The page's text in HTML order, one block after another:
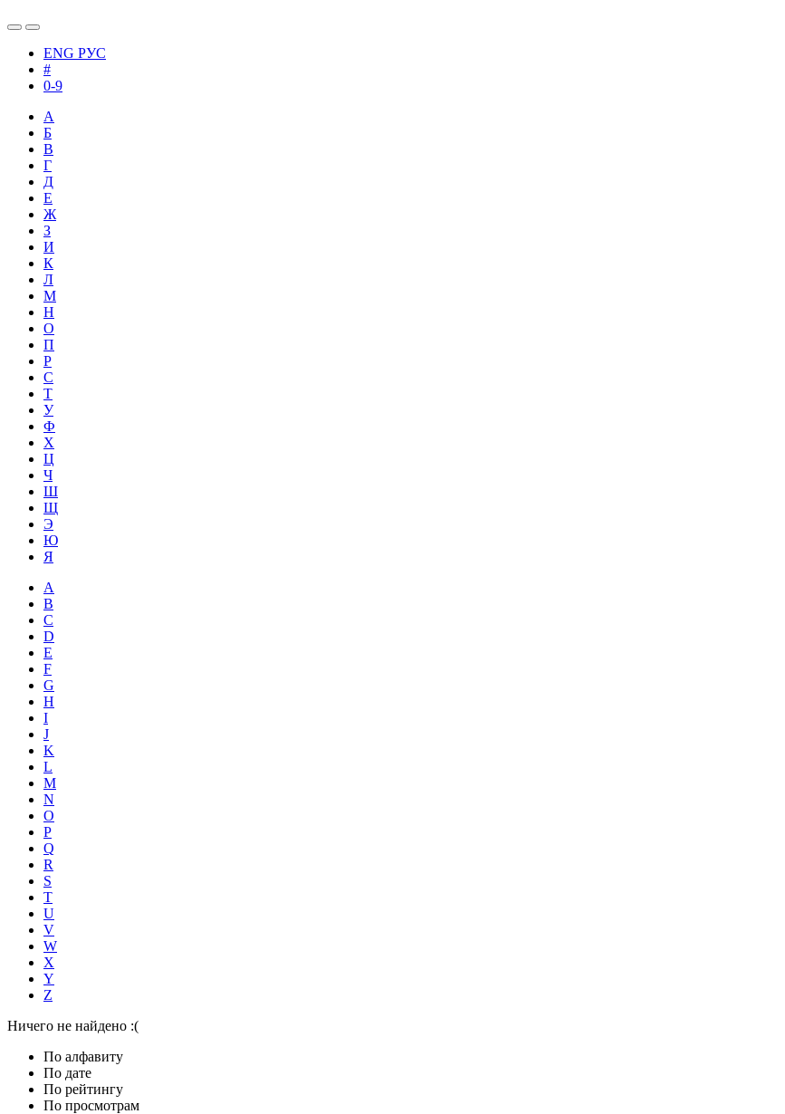
ENG РУС
#
0-9
А
Б
В
Г
Д
Е
Ж
З
И
К
Л
М
Н
О
П
Р
С
Т
У
Ф
Х
Ц
Ч
Ш
Щ
Э
Ю
Я
A
B
C
D
E
F
G
H
I
J
K
L
M
N
O
P
Q
R
S
T
U
V
W
X
Y
Z
Ничего не найдено :(
По алфавиту
По дате
По рейтингу
По просмотрам